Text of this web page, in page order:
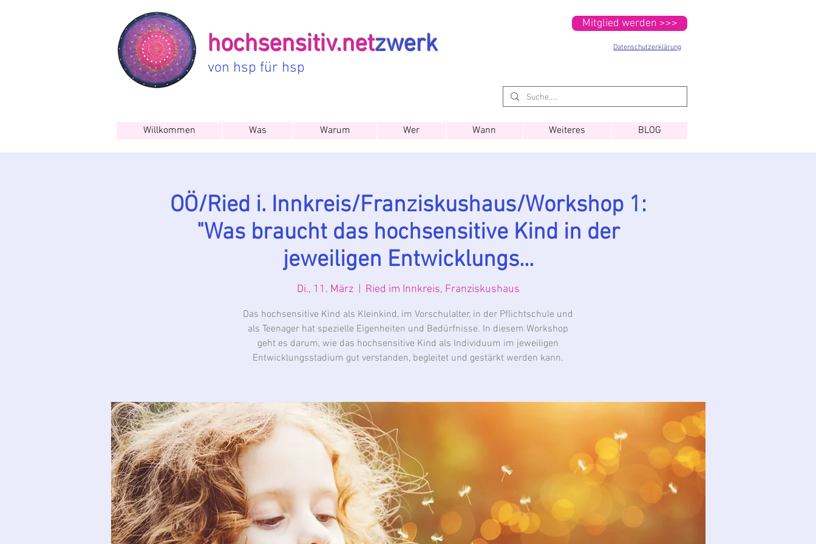
hochsensitiv.netzwerk
von hsp für hsp
Mitglied werden >>>
Datenschutzerklärung
Willkommen Was Warum Wer Wann Weiteres BLOG
OÖ/Ried i. Innkreis/Franziskushaus/Workshop 1:
"Was braucht das hochsensitive Kind in der
jeweiligen Entwicklungs...
Di., 11. März
  |
Ried im Innkreis, Franziskushaus
Das hochsensitive Kind als Kleinkind, im Vorschulalter, in der Pflichtschule und
als Teenager hat spezielle Eigenheiten und Bedürfnisse. In diesem Workshop
geht es darum, wie das hochsensitive Kind als Individuum im jeweiligen
Entwicklungsstadium gut verstanden, begleitet und gestärkt werden kann.